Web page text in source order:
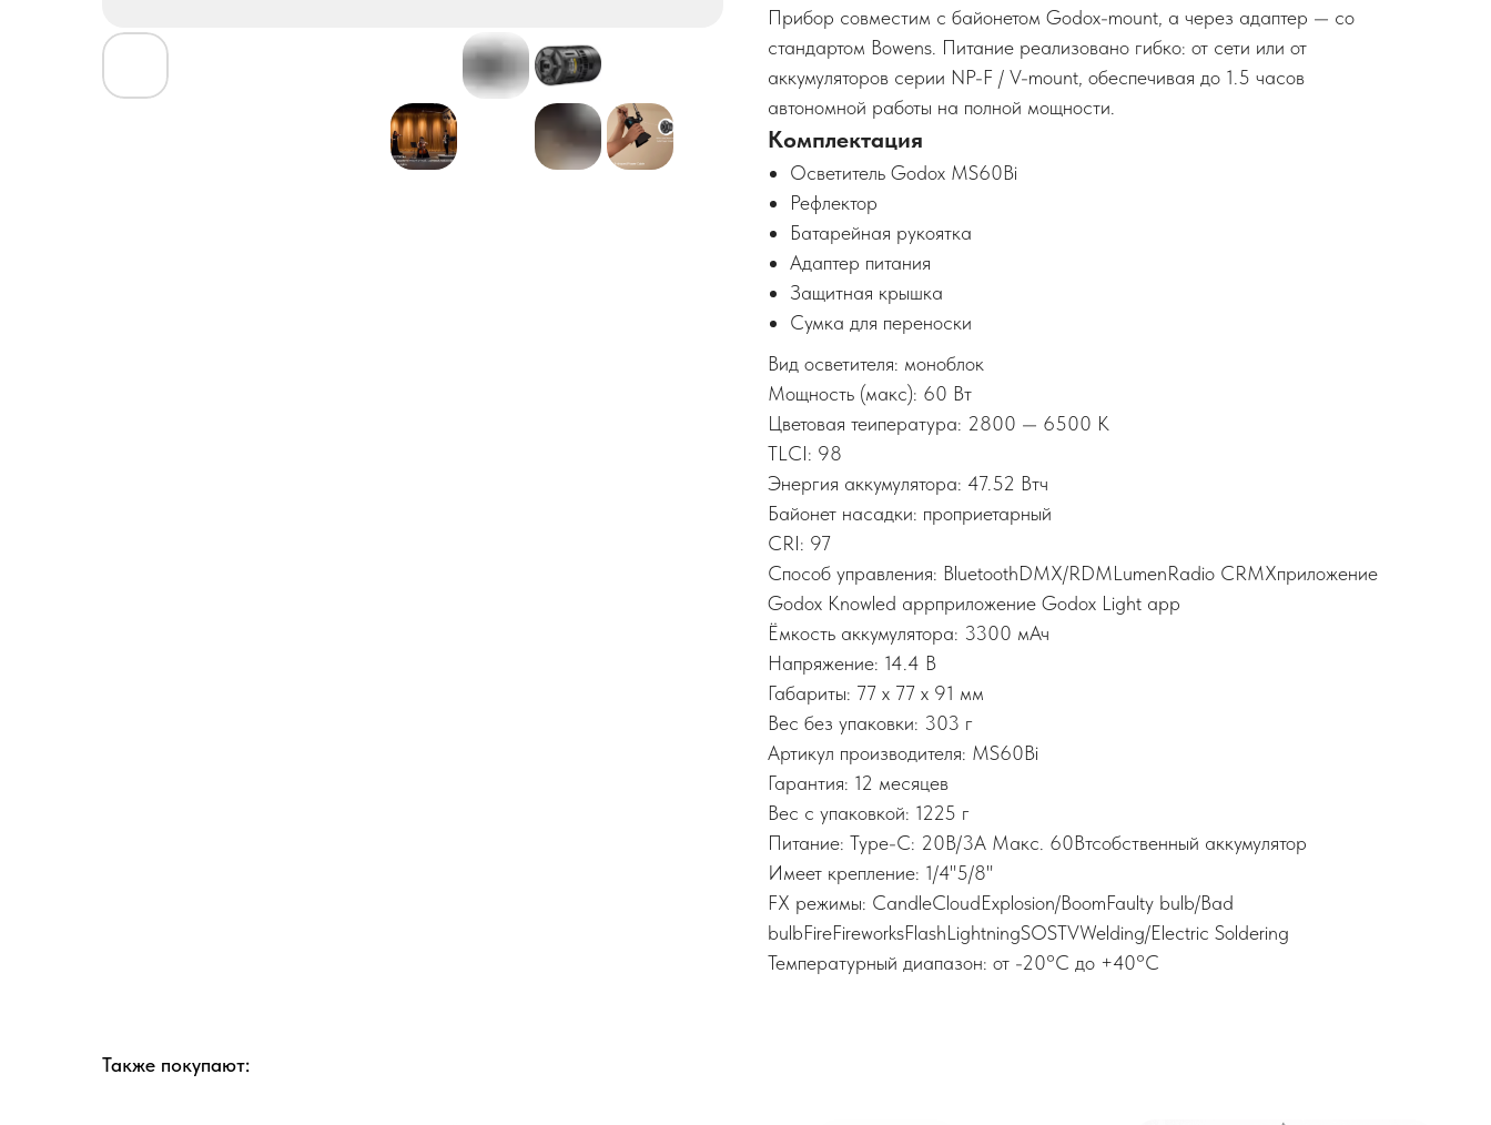
Прибор совместим с байонетом Godox-mount, а через адаптер — со
стандартом Bowens. Питание реализовано гибко: от сети или от
аккумуляторов серии NP-F / V-mount, обеспечивая до 1.5 часов
автономной работы на полной мощности.
Комплектация
Осветитель Godox MS60Bi
Рефлектор
Батарейная рукоятка
Адаптер питания
Защитная крышка
Сумка для переноски
Вид осветителя: моноблок
Мощность (макс): 60 Вт
Цветовая теипература: 2800 — 6500 K
TLCI: 98
Энергия аккумулятора: 47.52 Втч
Байонет насадки: проприетарный
CRI: 97
Способ управления: BluetoothDMX/RDMLumenRadio CRMXприложение
Godox Knowled appприложение Godox Light app
Ёмкость аккумулятора: 3300 мАч
Напряжение: 14.4 В
Габариты: 77 x 77 x 91 мм
Вес без упаковки: 303 г
Артикул производителя: MS60Bi
Гарантия: 12 месяцев
Вес с упаковкой: 1225 г
Питание: Type-C: 20В/3A Maкс. 60Втсобственный аккумулятор
Имеет крепление: 1/4"5/8"
FX режимы: CandleCloudExplosion/BoomFaulty bulb/Bad
bulbFireFireworksFlashLightningSOSTVWelding/Electric Soldering
Температурный диапазон: от -20°C до +40°C
Также покупают: